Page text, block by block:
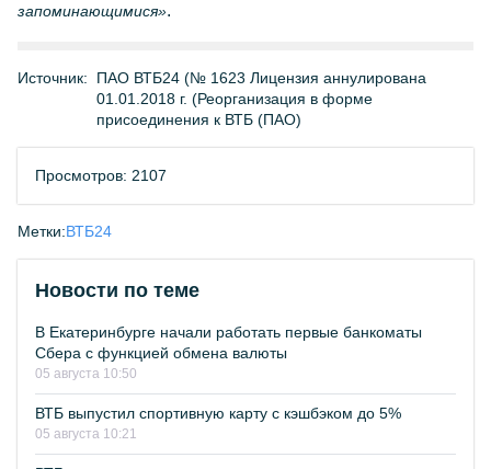
запоминающимися».
Источник:
ПАО ВТБ24 (№ 1623 Лицензия аннулирована
01.01.2018 г. (Реорганизация в форме
присоединения к ВТБ (ПАО)
Просмотров: 2107
Метки:ВТБ24
Новости по теме
В Екатеринбурге начали работать первые банкоматы
Сбера с функцией обмена валюты
05 августа 10:50
ВТБ выпустил спортивную карту с кэшбэком до 5%
05 августа 10:21